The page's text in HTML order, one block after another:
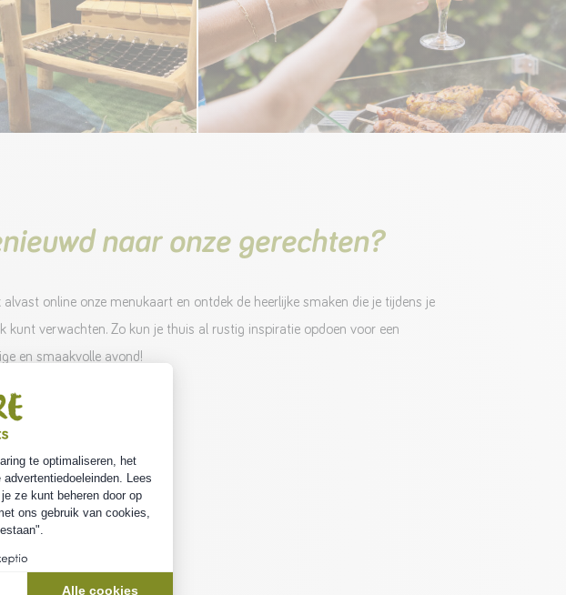
naar onze gerechten?
alvast online onze menukaart en ontdek de heerlijke smaken die je tijdens je
kunt verwachten. Zo kun je thuis al rustig inspiratie opdoen voor een
en smaakvolle avond!